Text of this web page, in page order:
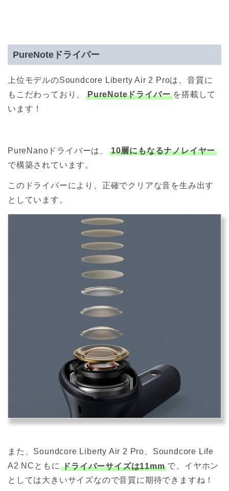
PureNoteドライバー
上位モデルのSoundcore Liberty Air 2 Proは、音質に
もこだわっており、
PureNoteドライバー を搭載して
います！
PureNanoドライバーは、
10層にもなるナノレイヤー
で構築されています。
このドライバーにより、正確でクリアな音を生み出す
としています。
また、Soundcore Liberty Air 2 Pro、Soundcore Life
A2 NCともに ドライバーサイズは11mm で、イヤホン
としては大きいサイズなので音質に期待できますね！